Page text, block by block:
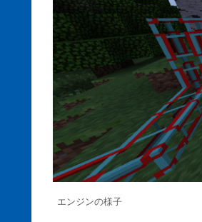
エンジンの様子